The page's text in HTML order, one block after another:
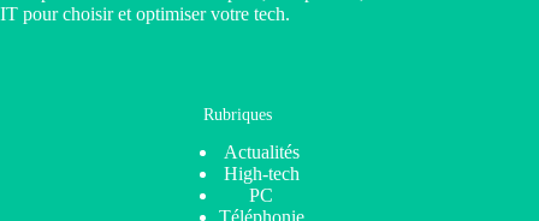
IT pour choisir et optimiser votre tech.
Rubriques
Actualités
High-tech
PC